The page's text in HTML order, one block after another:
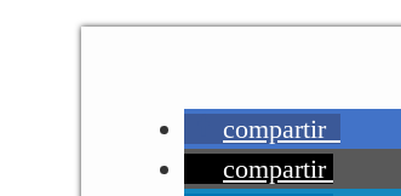
compartir
compartir